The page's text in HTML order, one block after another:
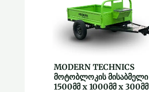
MODERN TECHNICS
მოტობლოკის მისაბმელი
1500მმ x 1000მმ x 300მმ